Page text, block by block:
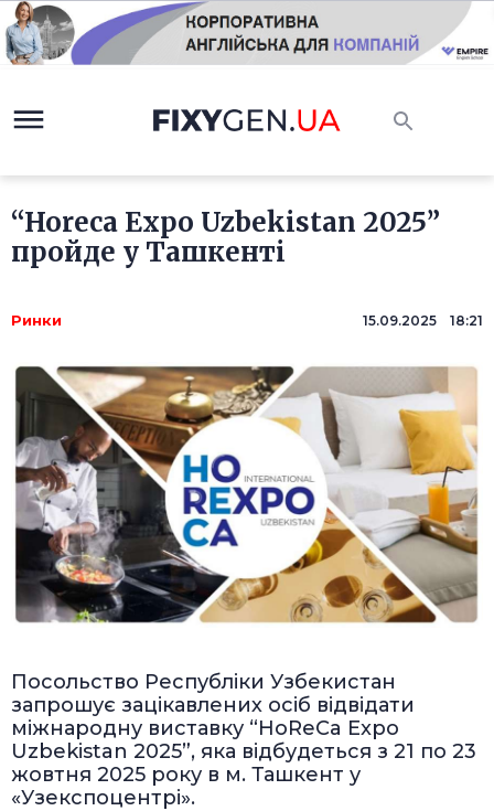
“Horeca Expo Uzbekistan 2025”
пройде у Ташкенті
Ринки 15.09.2025 18:21
Посольство Республіки Узбекистан
запрошує зацікавлених осіб відвідати
міжнародну виставку “HoReCa Expo
Uzbekistan 2025”, яка відбудеться з 21 по 23
жовтня 2025 року в м. Ташкент у
«Узекспоцентрі».